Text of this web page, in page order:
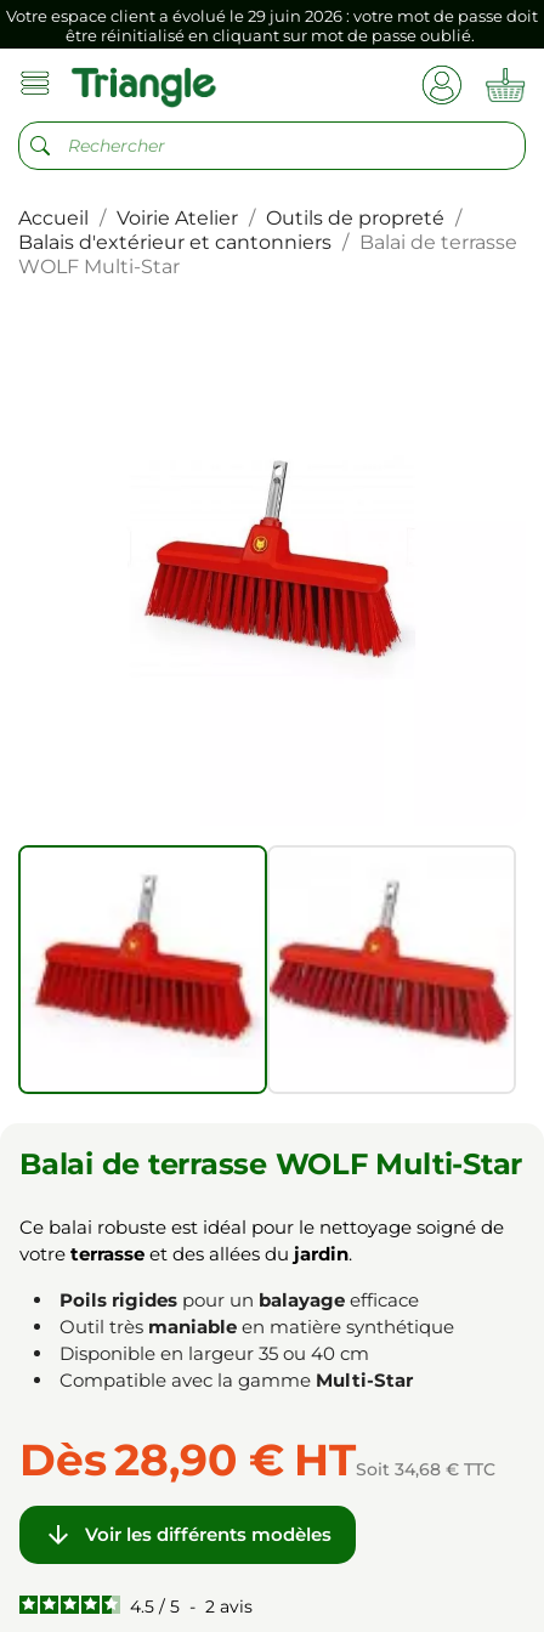
Si vous aviez mémorisé votre précédent mot de passe dans votre
vers votre nouvel espace client.
Votre espace client a évolué le 29 juin 2026 : votre mot de passe doit
être réinitialisé en cliquant sur mot de passe oublié.
vers votre nouvel espace client.
Accueil Voirie Atelier
Outils de propreté
Balais d'extérieur et cantonniers
Balai de terrasse
WOLF Multi-Star
Balai de terrasse WOLF Multi-Star
Ce balai robuste est idéal pour le nettoyage soigné de
votre terrasse et des allées du jardin.
Poils rigides pour un balayage efficace
Outil très maniable en matière synthétique
Disponible en largeur 35 ou 40 cm
Compatible avec la gamme Multi-Star
Dès28,90 € HTSoit 34,68 € TTC
 Voir les différents modèles
4.5 / 5 - 2 avis